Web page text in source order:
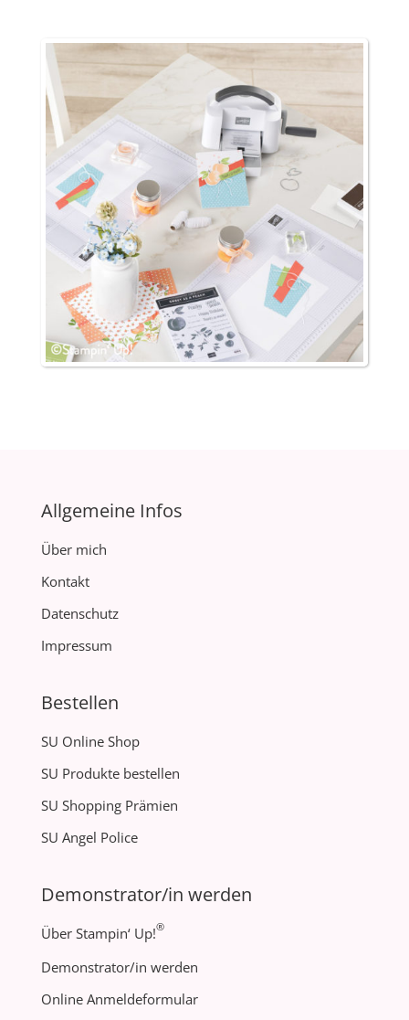
Allgemeine Infos
Über mich
Kontakt
Datenschutz
Impressum
Bestellen
SU Online Shop
SU Produkte bestellen
SU Shopping Prämien
SU Angel Police
Demonstrator/in werden
Über Stampin‘ Up!®
Demonstrator/in werden
Online Anmeldeformular